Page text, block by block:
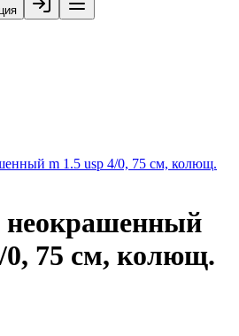
m 1.5 usp 4/0, 75 см, колющ.
неокрашенный
0, 75 см, колющ.